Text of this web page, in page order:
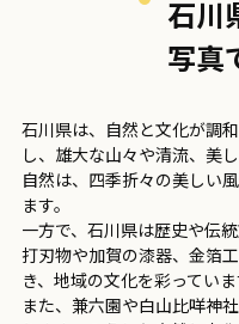
石川
写真
石川県は、自然と文化が調
し、雄大な山々や清流、美
自然は、四季折々の美しい
ます。
一方で、石川県は歴史や伝
打刃物や加賀の漆器、金箔
き、地域の文化を彩っていま
また、兼六園や白山比咩神